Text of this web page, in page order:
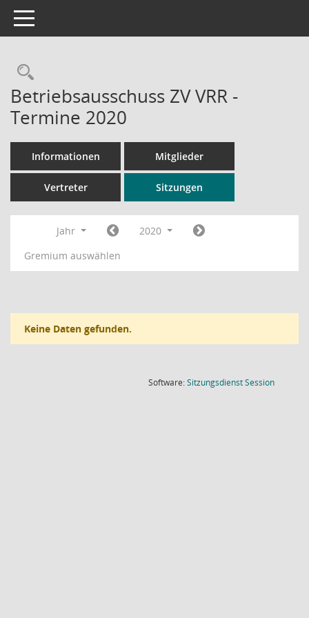
Toggle navigation
Rechercheauswahl
Betriebsausschuss ZV VRR -
Termine 2020
Informationen Mitglieder
Vertreter Sitzungen
Jahr
2020
Gremium auswählen
Keine Daten gefunden.
Software:SitzungsdienstSession(Wird in